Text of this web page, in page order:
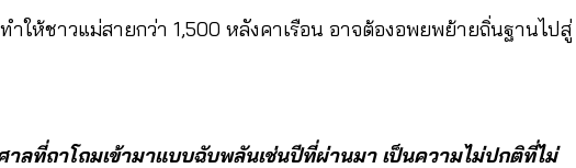
ให้ชาวแม่สายกว่า 1,500 หลังคาเรือน อาจต้องอพยพย้ายถิ่นฐานไปสู่
ลที่ถาโถมเข้ามาแบบฉับพลันเช่นปีที่ผ่านมา เป็นความไม่ปกติที่ไม่